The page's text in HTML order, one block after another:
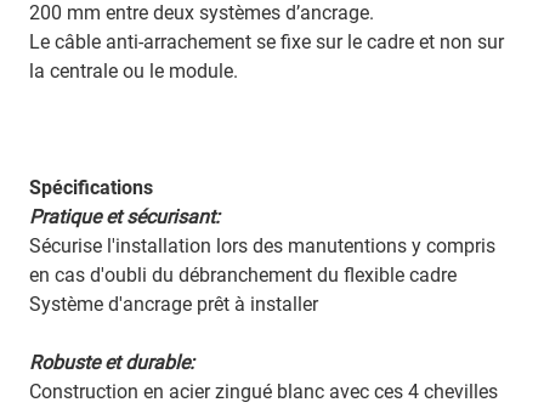
200 mm entre deux systèmes d’ancrage.
Le câble anti-arrachement se fixe sur le cadre et non sur
la centrale ou le module.
Spécifications
Pratique et sécurisant:
Sécurise l'installation lors des manutentions y compris
en cas d'oubli du débranchement du flexible cadre
Système d'ancrage prêt à installer
Robuste et durable:
Construction en acier zingué blanc avec ces 4 chevilles